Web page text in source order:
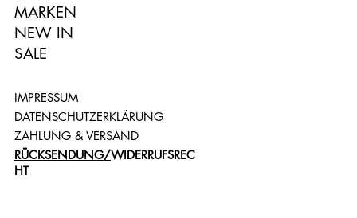
MARKEN
NEW IN
SALE
IMPRESSUM
DATENSCHUTZERKLÄRUNG
ZAHLUNG & VERSAND
RÜCKSENDUNG/WIDERRUFSREC
HT